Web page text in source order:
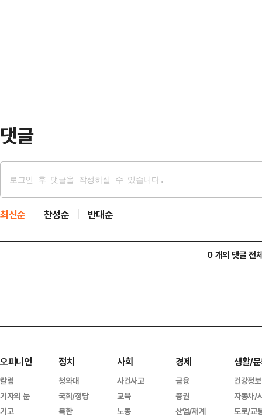
댓글
최신순 찬성순 반대순
0 개의 댓글 전
오피니언
칼럼
기자의 눈
기고
정치
청와대
국회/정당
북한
사회
사건사고
교육
노동
경제
금융
증권
산업/재계
생활/
건강정보
자동차/
도로/교